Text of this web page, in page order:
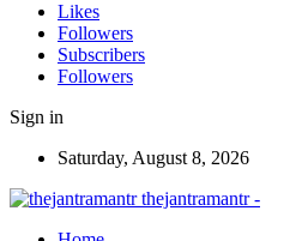
Likes
Followers
Subscribers
Followers
Sign in
Saturday, August 8, 2026
thejantramantr -